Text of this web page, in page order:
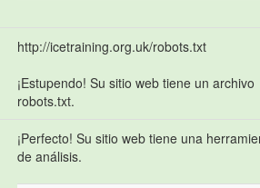
http://icetraining.org.uk/robots.txt
¡Estupendo! Su sitio web tiene un archivo
robots.txt.
¡Perfecto! Su sitio web tiene una
de análisis.